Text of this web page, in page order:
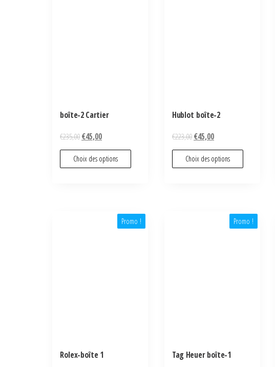
boîte-2 Cartier
€235,00€45,00
Choix des options
Hublot boîte-2
€223,00€45,00
Choix des options
Promo !
Rolex-boîte 1
Promo !
Tag Heuer boîte-1